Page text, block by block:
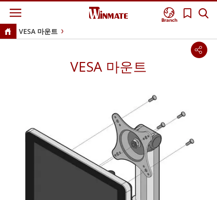
Branch
VESA 마운트
VESA 마운트